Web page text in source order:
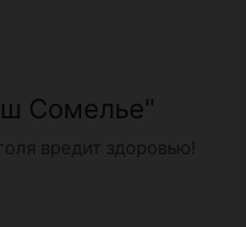
Сомелье"
вредит здоровью!